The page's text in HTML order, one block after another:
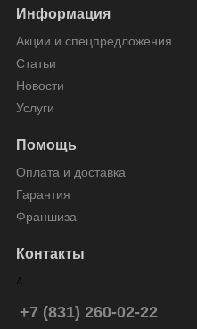
Информация
Акции и спецпредложения
Статьи
Новости
Услуги
Помощь
Оплата и доставка
Гарантия
Франшиза
Контакты
+7 (831) 260-02-22